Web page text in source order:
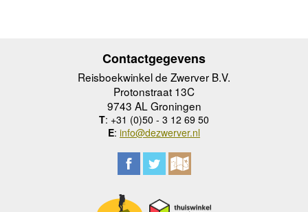
Contactgegevens
Reisboekwinkel de Zwerver B.V.
Protonstraat 13C
9743 AL Groningen
T: +31 (0)50 - 3 12 69 50
E: info@dezwerver.nl